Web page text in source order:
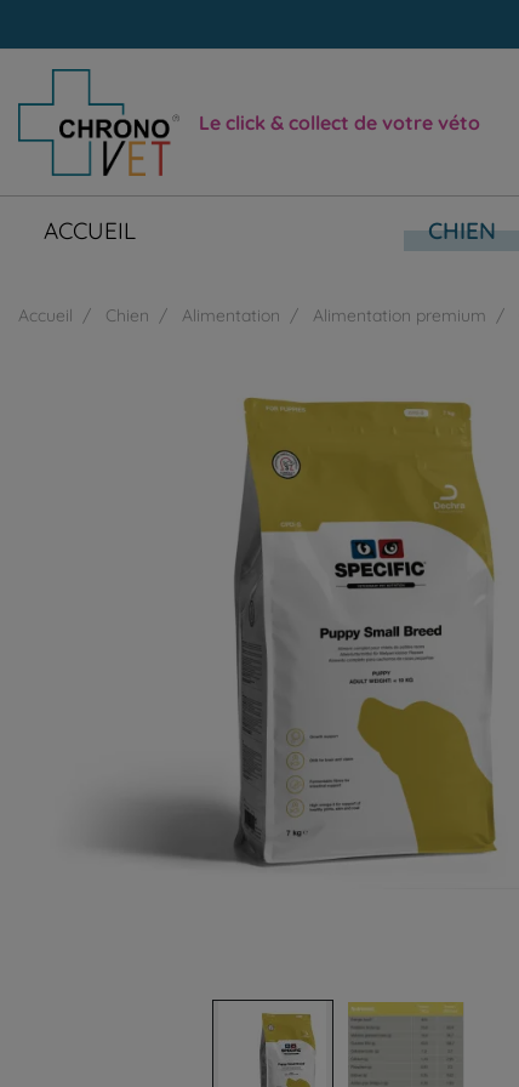
Le click & collect de votre véto
ACCUEIL CHIEN
Accueil Chien Alimentation Alimentation premium